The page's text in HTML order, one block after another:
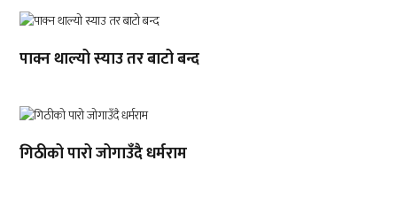
पाक्न थाल्यो स्याउ तर बाटो बन्द
गिठीको पारो जोगाउँदै धर्मराम